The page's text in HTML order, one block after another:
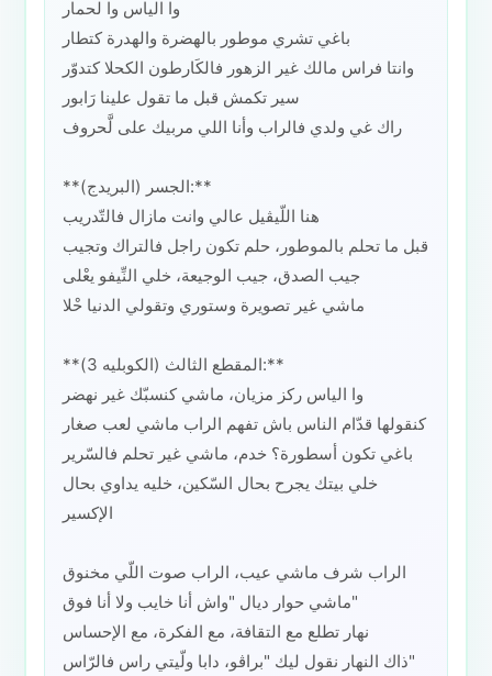
وا الياس وا لحمار
باغي تشري موطور بالهضرة والهدرة كتطار
وانتا فراس مالك غير الزهور فالكَارطون الكحلا كتدوّر
سير تكمش قبل ما تقول علينا رَابور
راك غي ولدي فالراب وأنا اللي مربيك على لَّحروف
**الجسر (البريدج):**
هنا اللّيڤيل عالي وانت مازال فالتّدريب
قبل ما تحلم بالموطور، حلم تكون راجل فالتراك وتجيب
جيب الصدق، جيب الوجيعة، خلي النِّيفو يعْلى
ماشي غير تصويرة وستوري وتقولي الدنيا حْلا
**المقطع الثالث (الكوبليه 3):**
وا الياس ركز مزيان، ماشي كنسبّك غير نهضر
كنقولها قدّام الناس باش تفهم الراب ماشي لعب صغار
باغي تكون أسطورة؟ خدم، ماشي غير تحلم فالسّرير
خلي بيتك يجرح بحال السّكين، خليه يداوي بحال
الإكسير
الراب شرف ماشي عيب، الراب صوت اللّي مخنوق
ماشي حوار ديال "واش أنا خايب ولا أنا فوق"
نهار تطلع مع التقافة، مع الفكرة، مع الإحساس
ذاك النهار نقول ليك "براڤو، دابا ولّيتي راس فالرّاس"